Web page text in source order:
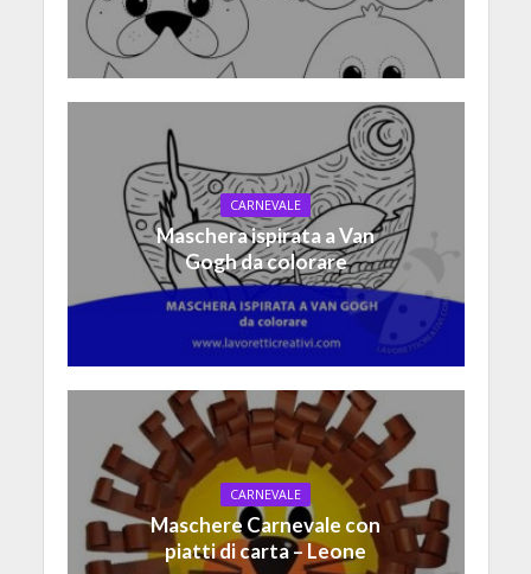
CARNEVALE
Maschera ispirata a Van
Gogh da colorare
CARNEVALE
Maschere Carnevale con
piatti di carta – Leone